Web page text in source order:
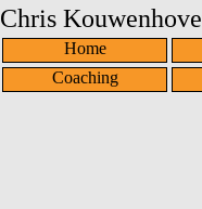
Chris
Home
Coaching